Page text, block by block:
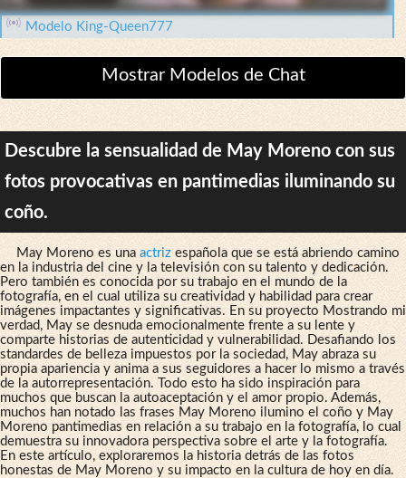
Modelo King-Queen777
Mostrar Modelos de Chat
Descubre la sensualidad de May Moreno con sus
fotos provocativas en pantimedias iluminando su
coño.
May Moreno es una actrizespañola que se está abriendo camino
en la industria del cine y la televisión con su talento y dedicación.
Pero también es conocida por su trabajo en el mundo de la
fotografía, en el cual utiliza su creatividad y habilidad para crear
imágenes impactantes y significativas. En su proyecto Mostrando mi
verdad, May se desnuda emocionalmente frente a su lente y
comparte historias de autenticidad y vulnerabilidad. Desafiando los
standardes de belleza impuestos por la sociedad, May abraza su
propia apariencia y anima a sus seguidores a hacer lo mismo a través
de la autorrepresentación. Todo esto ha sido inspiración para
muchos que buscan la autoaceptación y el amor propio. Además,
muchos han notado las frases May Moreno ilumino el coño y May
Moreno pantimedias en relación a su trabajo en la fotografía, lo cual
demuestra su innovadora perspectiva sobre el arte y la fotografía.
En este artículo, exploraremos la historia detrás de las fotos
honestas de May Moreno y su impacto en la cultura de hoy en día.